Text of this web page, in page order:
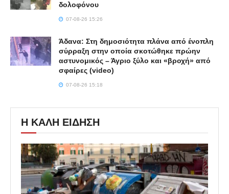
δολοφόνου
07-08-26 15:26
Άδανα: Στη δημοσιότητα πλάνα από ένοπλη
σύρραξη στην οποία σκοτώθηκε πρώην
αστυνομικός – Άγριο ξύλο και «βροχή» από
σφαίρες (video)
07-08-26 15:18
Η ΚΑΛΗ ΕΙΔΗΣΗ